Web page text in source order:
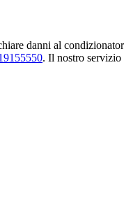
danni al
. Il nostro